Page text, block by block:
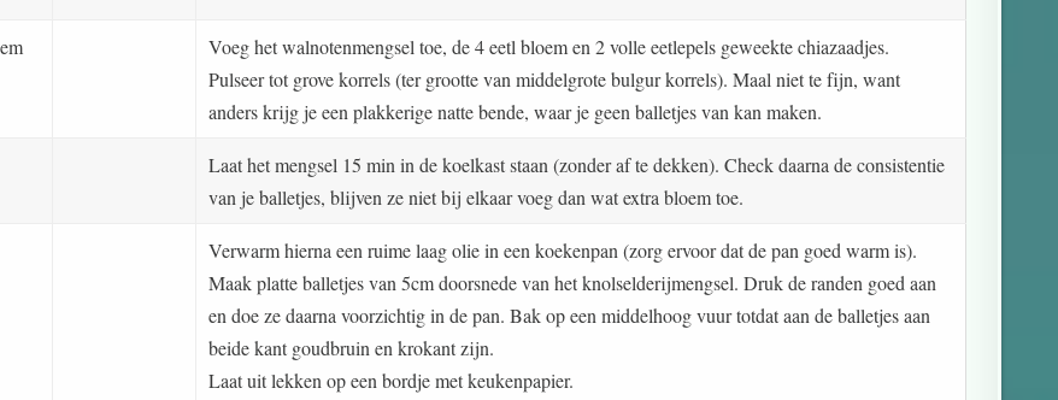
Voeg het walnotenmengsel toe, de 4 eetl bloem en 2 volle eetlepels geweekte chiazaadjes.
Pulseer tot grove korrels (ter grootte van middelgrote bulgur korrels). Maal niet te fijn, want
anders krijg je een plakkerige natte bende, waar je geen balletjes van kan maken.
Laat het mengsel 15 min in de koelkast staan (zonder af te dekken). Check daarna de consistentie
van je balletjes, blijven ze niet bij elkaar voeg dan wat extra bloem toe.
Verwarm hierna een ruime laag olie in een koekenpan (zorg ervoor dat de pan goed warm is).
Maak platte balletjes van 5cm doorsnede van het knolselderijmengsel. Druk de randen goed aan
en doe ze daarna voorzichtig in de pan. Bak op een middelhoog vuur totdat aan de balletjes aan
beide kant goudbruin en krokant zijn.
Laat uit lekken op een bordje met keukenpapier.